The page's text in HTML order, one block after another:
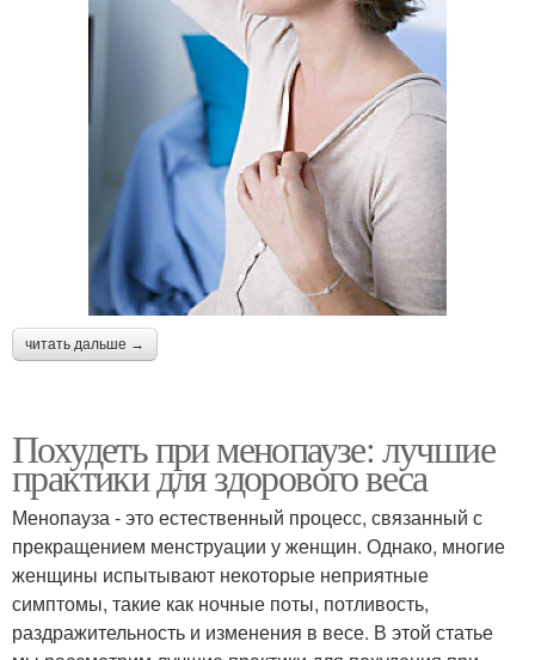
читать дальше →
Похудеть при менопаузе: лучшие
практики для здорового веса
Менопауза - это естественный процесс, связанный с
прекращением менструации у женщин. Однако, многие
женщины испытывают некоторые неприятные
симптомы, такие как ночные поты, потливость,
раздражительность и изменения в весе. В этой статье